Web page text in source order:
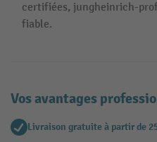
certifiées, jungheinrich-
fiable.
Vos avantages
Livraison gratuite à partir de